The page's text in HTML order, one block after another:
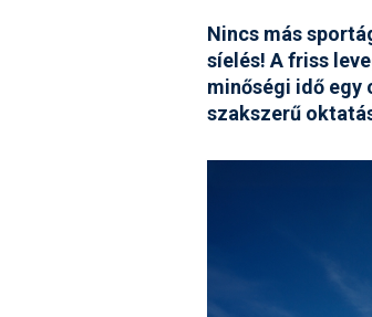
Nincs más
síelés! A friss
minőségi idő egy
szakszerű